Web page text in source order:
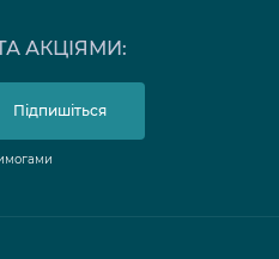
АКЦІЯМИ:
Підпишіться